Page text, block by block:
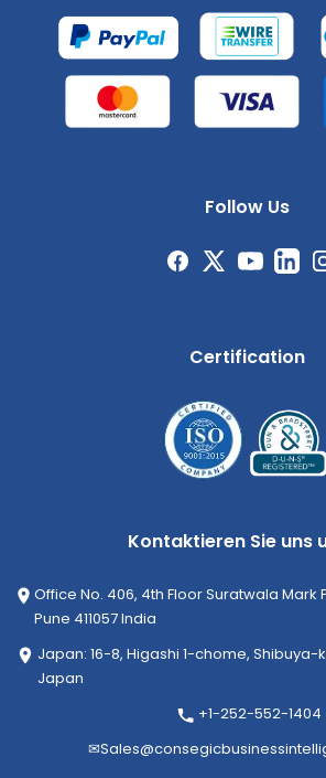
Follow Us
Certification
Kontaktieren Sie uns
Office No. 406, 4th Floor Suratwala Mark
Pune 411057 India
Japan: 16-8, Higashi 1-chome, Shibuya-
Japan
+1-252-552-1404
✉